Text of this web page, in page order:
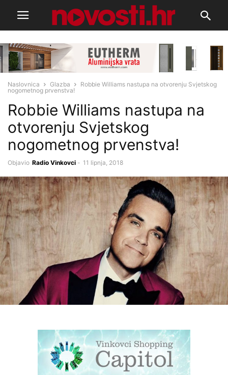
Naslovnica Glazba
Robbie Williams nastupa na otvorenju Svjetskog
nogometnog prvenstva!
Robbie Williams nastupa na
otvorenju Svjetskog
nogometnog prvenstva!
Objavio Radio Vinkovci - 11 lipnja, 2018